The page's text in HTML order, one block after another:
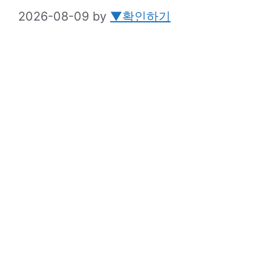
2026-08-09 by ▼확인하기